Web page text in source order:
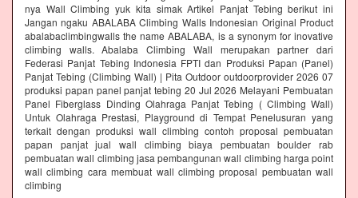
nya Wall Climbing yuk kita simak Artikel Panjat Tebing berikut ini
Jangan ngaku ABALABA Climbing Walls Indonesian Original Product
abalabaclimbingwalls the name ABALABA, is a synonym for inovative
climbing walls. Abalaba Climbing Wall merupakan partner dari
Federasi Panjat Tebing Indonesia FPTI dan Produksi Papan (Panel)
Panjat Tebing (Climbing Wall) | Pita Outdoor outdoorprovider 2026 07
produksi papan panel panjat tebing 20 Jul 2026 Melayani Pembuatan
Panel Fiberglass Dinding Olahraga Panjat Tebing ( Climbing Wall)
Untuk Olahraga Prestasi, Playground di Tempat Penelusuran yang
terkait dengan produksi wall climbing contoh proposal pembuatan
papan panjat jual wall climbing biaya pembuatan boulder rab
pembuatan wall climbing jasa pembangunan wall climbing harga point
wall climbing cara membuat wall climbing proposal pembuatan wall
climbing